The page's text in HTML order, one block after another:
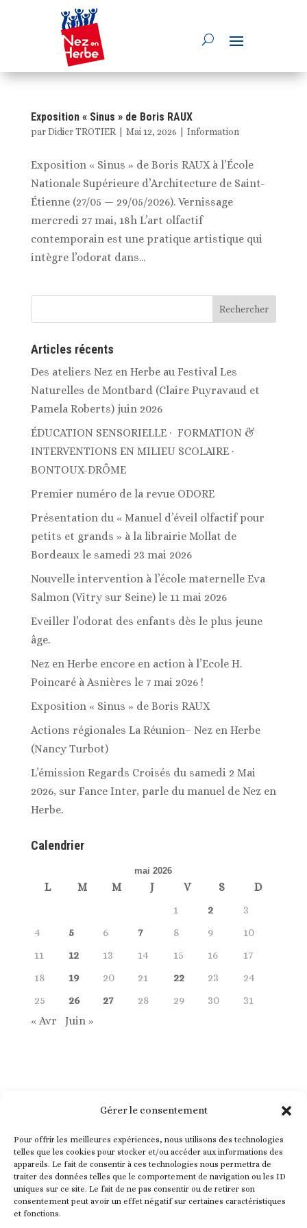
Gérer le consentement
Pour offrir les meilleures expériences, nous utilisons des technologies
telles que les cookies pour stocker et/ou accéder aux informations des
appareils. Le fait de consentir à ces technologies nous permettra de
traiter des données telles que le comportement de navigation ou les ID
uniques sur ce site. Le fait de ne pas consentir ou de retirer son
consentement peut avoir un effet négatif sur certaines caractéristiques
et fonctions.
Exposition « Sinus » de Boris RAUX
parDidier TROTIER Mai 12, 2026 Information
Exposition « Sinus » de Boris RAUX à l’École
Nationale Supérieure d’Architecture de Saint-
Étienne (27/05 — 29/05/2026). Vernissage
mercredi 27 mai, 18h L’art olfactif
contemporain est une pratique artistique qui
intègre l’odorat dans...
Articles récents
Des ateliers Nez en Herbe au Festival Les
Naturelles de Montbard (Claire Puyravaud et
Pamela Roberts) juin 2026
ÉDUCATION SENSORIELLE · FORMATION &
INTERVENTIONS EN MILIEU SCOLAIRE ·
BONTOUX-DRÔME
Premier numéro de la revue ODORE
Présentation du « Manuel d’éveil olfactif pour
petits et grands » à la librairie Mollat de
Bordeaux le samedi 23 mai 2026
Nouvelle intervention à l’école maternelle Eva
Salmon (Vitry sur Seine) le 11 mai 2026
Eveiller l’odorat des enfants dès le plus jeune
âge.
Nez en Herbe encore en action à l’Ecole H.
Poincaré à Asnières le 7 mai 2026 !
Exposition « Sinus » de Boris RAUX
Actions régionales La Réunion– Nez en Herbe
(Nancy Turbot)
L’émission Regards Croisés du samedi 2 Mai
2026, sur Fance Inter, parle du manuel de Nez en
Herbe.
Calendrier
mai 2026
L M M J V S
D
1
2
3
4
5 6 7 8 9
10
11
12 13 14 15 16
17
18
19 20 21 22 23
24
25
26 27 28 29 30
31
« Avr
Juin »